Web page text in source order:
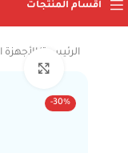
أقسام المنتجات
الرئيسية / الأجهزة
-30%